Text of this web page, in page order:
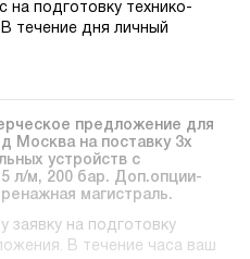
на подготовку технико-
течение дня личный
предложение для
Москва на поставку 3х
устройств c
л/м, 200 бар. Доп.опции-
магистраль.
заявку на подготовку
В течение часа ваш